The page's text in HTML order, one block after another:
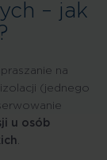
– jak
na
(jednego
u osób